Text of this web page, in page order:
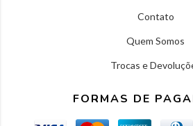
Contato
Quem Somos
Trocas e
FORMAS DE